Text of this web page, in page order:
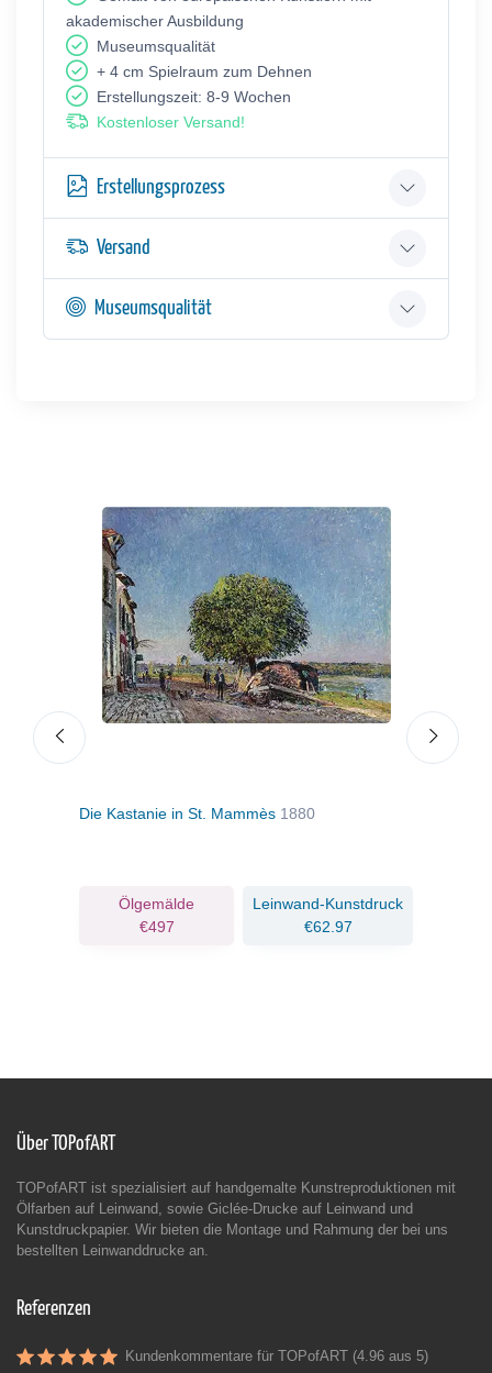
akademischer Ausbildung
Museumsqualität
+ 4 cm Spielraum zum Dehnen
Erstellungszeit: 8-9 Wochen
Kostenloser Versand!
Erstellungsprozess
Versand
Museumsqualität
Die Kastanie in St. Mammès 1880
Ölgemälde
€497
Leinwand-Kunstdruck
€62.97
Über TOPofART
TOPofART ist spezialisiert auf handgemalte Kunstreproduktionen mit
Ölfarben auf Leinwand, sowie Giclée-Drucke auf Leinwand und
Kunstdruckpapier. Wir bieten die Montage und Rahmung der bei uns
bestellten Leinwanddrucke an.
Referenzen
Kundenkommentare für TOPofART (4.96 aus 5)